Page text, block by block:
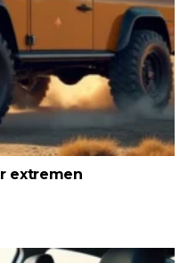
extremen